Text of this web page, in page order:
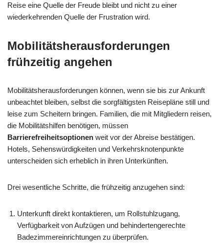
Reise eine Quelle der Freude bleibt und nicht zu einer
wiederkehrenden Quelle der Frustration wird.
Mobilitätsherausforderungen
frühzeitig angehen
Mobilitätsherausforderungen können, wenn sie bis zur Ankunft
unbeachtet bleiben, selbst die sorgfältigsten Reisepläne still und
leise zum Scheitern bringen. Familien, die mit Mitgliedern reisen,
die Mobilitätshilfen benötigen, müssen
Barrierefreiheitsoptionen weit vor der Abreise bestätigen.
Hotels, Sehenswürdigkeiten und Verkehrsknotenpunkte
unterscheiden sich erheblich in ihren Unterkünften.
Drei wesentliche Schritte, die frühzeitig anzugehen sind:
Unterkunft direkt kontaktieren, um Rollstuhlzugang,
Verfügbarkeit von Aufzügen und behindertengerechte
Badezimmereinrichtungen zu überprüfen.